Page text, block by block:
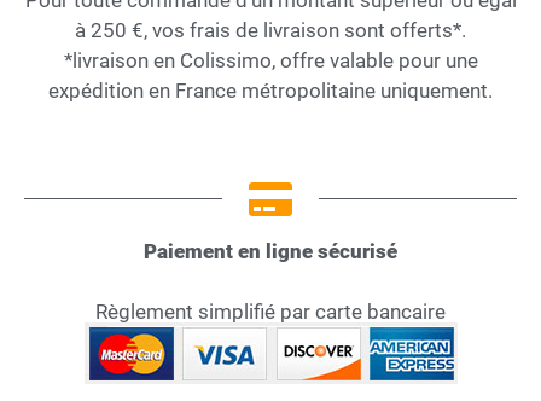
à 250 €, vos frais de livraison sont offerts*.
*livraison en Colissimo, offre valable pour une
expédition en France métropolitaine uniquement.
Paiement en ligne sécurisé
Règlement simplifié par carte bancaire